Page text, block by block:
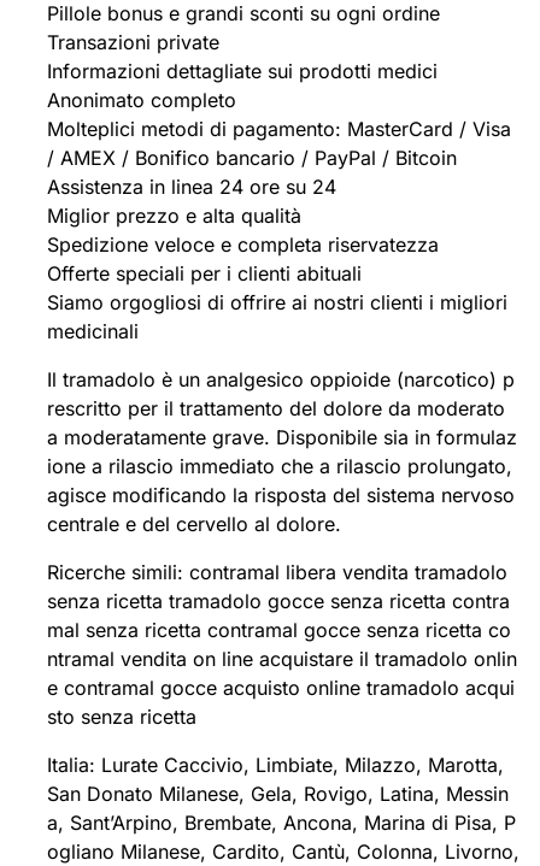
Pillole bonus e grandi sconti su ogni ordine
Transazioni private
Informazioni dettagliate sui prodotti medici
Anonimato completo
Molteplici metodi di pagamento: MasterCard / Visa
/ AMEX / Bonifico bancario / PayPal / Bitcoin
Assistenza in linea 24 ore su 24
Miglior prezzo e alta qualità
Spedizione veloce e completa riservatezza
Offerte speciali per i clienti abituali
Siamo orgogliosi di offrire ai nostri clienti i migliori
medicinali
Il tramadolo è un analgesico oppioide (narcotico) p
rescritto per il trattamento del dolore da moderato
a moderatamente grave. Disponibile sia in formulaz
ione a rilascio immediato che a rilascio prolungato,
agisce modificando la risposta del sistema nervoso
centrale e del cervello al dolore.
Ricerche simili: contramal libera vendita tramadolo
senza ricetta tramadolo gocce senza ricetta contra
mal senza ricetta contramal gocce senza ricetta co
ntramal vendita on line acquistare il tramadolo onlin
e contramal gocce acquisto online tramadolo acqui
sto senza ricetta
Italia: Lurate Caccivio, Limbiate, Milazzo, Marotta,
San Donato Milanese, Gela, Rovigo, Latina, Messin
a, Sant’Arpino, Brembate, Ancona, Marina di Pisa, P
ogliano Milanese, Cardito, Cantù, Colonna, Livorno,